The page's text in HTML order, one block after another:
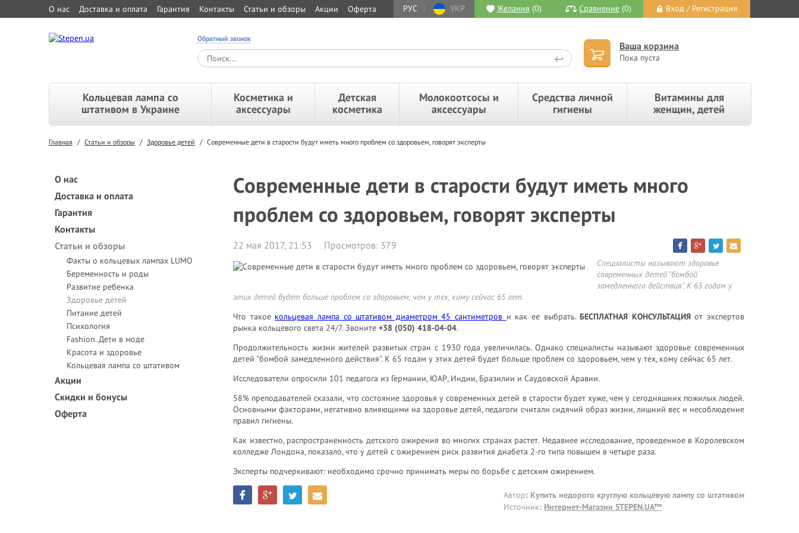
О нас Доставка и оплата Гарантия Контакты Статьи и обзоры Акции Оферта РУС | УКР Желания (0) Сравнение (0) Вход / Регистрация
Обратный звонок
Ваша корзина
Пока пуста
Кольцевая лампа со
штативом в Украине
Косметика и
аксессуары
Детская
косметика
Молокоотсосы и
аксессуары
Средства личной
гигиены
Витамины для
женщин, детей
Главная / Статьи и обзоры / Здоровье детей / Современные дети в старости будут иметь много проблем со здоровьем, говорят эксперты
О нас
Доставка и оплата
Гарантия
Контакты
Статьи и обзоры
Факты о кольцевых лампах LUMO
Беременность и роды
Развитие ребенка
Здоровье детей
Питание детей
Психология
Fashion. Дети в моде
Красота и здоровье
Кольцевая лампа со штативом
Акции
Скидки и бонусы
Оферта
Современные дети в старости будут иметь много
проблем со здоровьем, говорят эксперты
22 мая 2017, 21:53 Просмотров: 379
Специалисты называют здоровье
современных детей "бомбой
замедленного действия". К 65 годам у
этих детей будет больше проблем со здоровьем, чем у тех, кому сейчас 65 лет.
Что такое кольцевая лампа со штативом диаметром 45 сантиметров и как ее выбрать.БЕСПЛАТНАЯ КОНСУЛЬТАЦИЯот экспертов
рынка кольцевого света 24/7. Звоните +38 (050) 418-04-04.
Продолжительность жизни жителей развитых стран с 1930 года увеличилась. Однако специалисты называют здоровье современных
детей "бомбой замедленного действия". К 65 годам у этих детей будет больше проблем со здоровьем, чем у тех, кому сейчас 65 лет.
Исследователи опросили 101 педагога из Германии, ЮАР, Индии, Бразилии и Саудовской Аравии.
58% преподавателей сказали, что состояние здоровья у современных детей в старости будет хуже, чем у сегодняшних пожилых людей.
Основными факторами, негативно влияющими на здоровье детей, педагоги считали сидячий образ жизни, лишний вес и несоблюдение
правил гигиены.
Как известно, распространенность детского ожирения во многих странах растет. Недавнее исследование, проведенное в Королевском
колледже Лондона, показало, что у детей с ожирением риск развития диабета 2-го типа повышен в четыре раза.
Эксперты подчеркивают: необходимо срочно принимать меры по борьбе с детским ожирением.
Автор: Купить недорого круглую кольцевую лампу со штативом
Источник: Интернет-Магазин STEPEN.UA™